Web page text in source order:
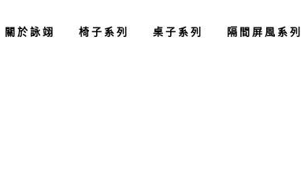
關於詠翊 椅子系列 桌子系列 隔間屏風系列